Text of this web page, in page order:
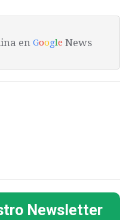
en Google News
Newsletter